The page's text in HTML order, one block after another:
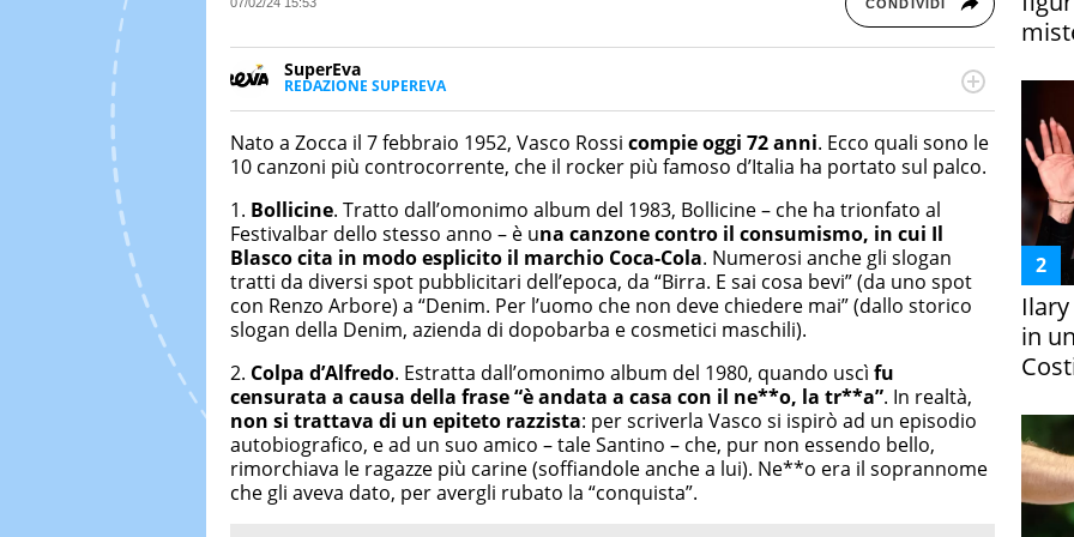
CONDIVIDI
SuperEva
REDAZIONE SUPEREVA
SuperEva è il magazine di Italiaonline dedicato a trend, curiosità, entertainment e “feel-
cerca di notizie originali. Dalle tendenze del momento ai fatti più strani alle scoperte
più divertenti: mille storie da scoprire ogni giorno”
Nato a Zocca il 7 febbraio 1952, Vasco Rossi compie oggi 72 anni. Ecco quali sono le
10 canzoni più controcorrente, che il rocker più famoso d’Italia ha portato sul palco.
1. Bollicine. Tratto dall’omonimo album del 1983, Bollicine – che ha trionfato al
Festivalbar dello stesso anno – è una canzone contro il consumismo, in cui Il
Blasco cita in modo esplicito il marchio Coca-Cola. Numerosi anche gli slogan
tratti da diversi spot pubblicitari dell’epoca, da “Birra. E sai cosa bevi” (da uno spot
con Renzo Arbore) a “Denim. Per l’uomo che non deve chiedere mai” (dallo storico
slogan della Denim, azienda di dopobarba e cosmetici maschili).
2. Colpa d’Alfredo. Estratta dall’omonimo album del 1980, quando uscì fu
censurata a causa della frase “è andata a casa con il ne**o, la tr**a”. In realtà,
non si trattava di un epiteto razzista: per scriverla Vasco si ispirò ad un episodio
autobiografico, e ad un suo amico – tale Santino – che, pur non essendo bello,
rimorchiava le ragazze più carine (soffiandole anche a lui). Ne**o era il soprannome
che gli aveva dato, per avergli rubato la “conquista”.
in